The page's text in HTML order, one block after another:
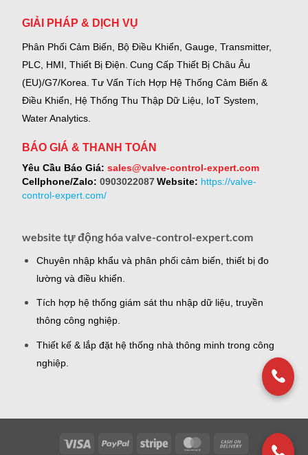
GIẢI PHÁP & DỊCH VỤ
Phân Phối Cảm Biến, Bộ Điều Khiển, Gauge, Transmitter,
PLC, HMI, Thiết Bị Điện. Cung Cấp Thiết Bị Châu Âu
(EU)/G7/Korea. Tư Vấn Tích Hợp Hệ Thống Cảm Biến &
Điều Khiển, Hệ Thống Thu Thập Dữ Liệu, IoT System,
Water Analytics.
BÁO GIÁ & THANH TOÁN
Yêu Cầu Báo Giá: sales@valve-control-expert.com
Cellphone/Zalo: 0903022087 Website: https://valve-
control-expert.com/
website tự động hóa valve-control-expert.com
Chuyên nhập khẩu và phân phối cảm biến, thiết bị đo
lường và điều khiển.
Tích hợp hệ thống giám sát thu nhập dữ liệu, truyền
thông công nghiệp.
Thiết kế & lắp đặt hệ thống nhà thông minh trong công
nghiệp.
Visa PayPal Stripe MasterCardCash